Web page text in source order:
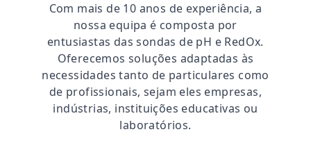
Com mais de 10 anos de experiência, a
nossa equipa é composta por
entusiastas das sondas de pH e RedOx.
Oferecemos soluções adaptadas às
necessidades tanto de particulares como
de profissionais, sejam eles empresas,
indústrias, instituições educativas ou
laboratórios.